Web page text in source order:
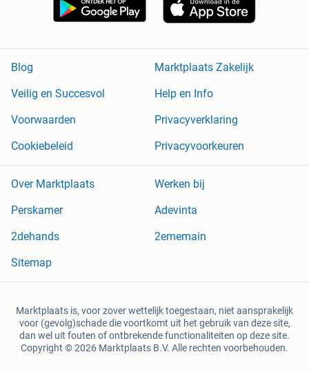
Blog
Marktplaats Zakelijk
Veilig en Succesvol
Help en Info
Voorwaarden
Privacyverklaring
Cookiebeleid
Privacyvoorkeuren
Over Marktplaats
Werken bij
Perskamer
Adevinta
2dehands
2ememain
Sitemap
Marktplaats is, voor zover wettelijk toegestaan, niet aansprakelijk
voor (gevolg)schade die voortkomt uit het gebruik van deze site,
dan wel uit fouten of ontbrekende functionaliteiten op deze site.
Copyright © 2026 Marktplaats B.V. Alle rechten voorbehouden.